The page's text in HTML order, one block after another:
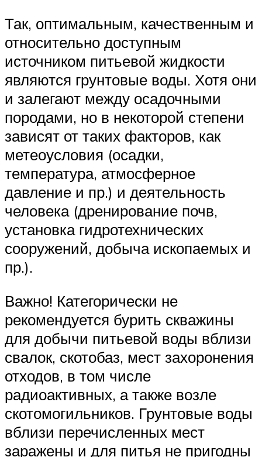
Так, оптимальным, качественным и
относительно доступным
источником питьевой жидкости
являются грунтовые воды. Хотя они
и залегают между осадочными
породами, но в некоторой степени
зависят от таких факторов, как
метеоусловия (осадки,
температура, атмосферное
давление и пр.) и деятельность
человека (дренирование почв,
установка гидротехнических
сооружений, добыча ископаемых и
пр.).
Важно! Категорически не
рекомендуется бурить скважины
для добычи питьевой воды вблизи
свалок, скотобаз, мест захоронения
отходов, в том числе
радиоактивных, а также возле
скотомогильников. Грунтовые воды
вблизи перечисленных мест
заражены и для питья не пригодны